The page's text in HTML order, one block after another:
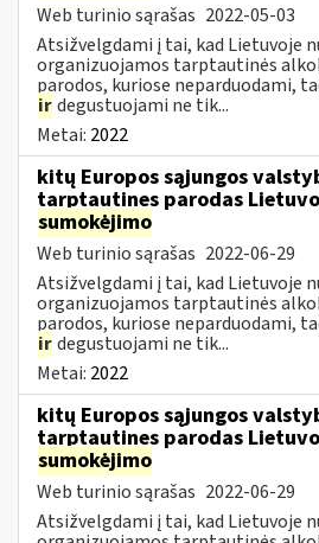
Web turinio sąrašas 2022-05-03
Atsižvelgdami į tai, kad Lietuvoje
organizuojamos tarptautinės
parodos, kuriose neparduodami,
irdegustuojami ne tik...
Metai: 2022
kitų Europos sąjungos
tarptautines parodas
sumokėjimo
Web turinio sąrašas 2022-06-29
Atsižvelgdami į tai, kad Lietuvoje
organizuojamos tarptautinės
parodos, kuriose neparduodami,
irdegustuojami ne tik...
Metai: 2022
kitų Europos sąjungos
tarptautines parodas
sumokėjimo
Web turinio sąrašas 2022-06-29
Atsižvelgdami į tai, kad Lietuvoje